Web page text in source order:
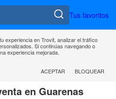
Tus favoritos
experiencia en Trovit, analizar el tráfico
Si continúas navegando o
experiencia mejorada.
ACEPTAR
BLOQUEAR
en Guarenas